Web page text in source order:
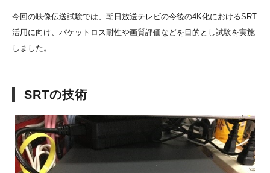
今回の映像伝送試験では、朝日放送テレビの今後の4K化におけるSRT
活用に向け、パケットロス耐性や画質評価などを目的とし試験を実施
しました。
SRTの技術